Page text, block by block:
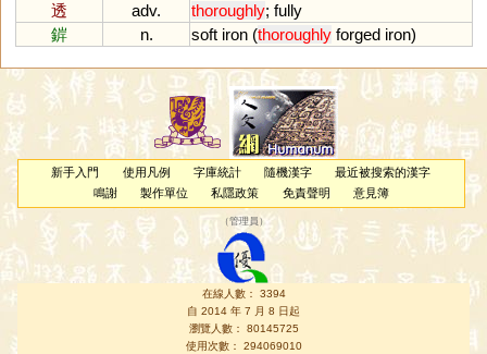
透
adv. thoroughly; fully
錌
n. soft iron (thoroughly forged iron)
新手入門 使用凡例 字庫統計 隨機漢字
最近被搜索的漢字
鳴謝
製作單位 私隱政策 免責聲明 意見簿
（管理員 ）
在線人數： 3394
自 2014 年 7 月 8 日起
瀏覽人數： 80145725
使用次數： 294069010